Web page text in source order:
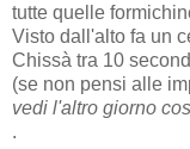
tutte quelle
Visto dall'alto fa un
Chissà tra 10
(se non pensi alle
vedi l'altro giorno
.